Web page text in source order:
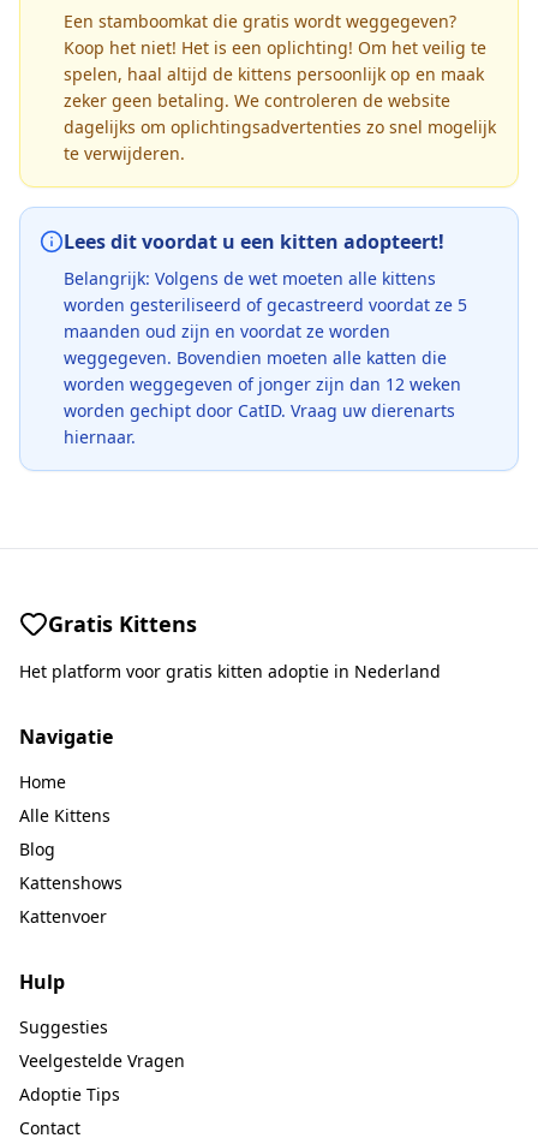
Een stamboomkat die gratis wordt weggegeven?
Koop het niet! Het is een oplichting! Om het veilig te
spelen, haal altijd de kittens persoonlijk op en maak
zeker geen betaling. We controleren de website
dagelijks om oplichtingsadvertenties zo snel mogelijk
te verwijderen.
Lees dit voordat u een kitten adopteert!
Belangrijk: Volgens de wet moeten alle kittens
worden gesteriliseerd of gecastreerd voordat ze 5
maanden oud zijn en voordat ze worden
weggegeven. Bovendien moeten alle katten die
worden weggegeven of jonger zijn dan 12 weken
worden gechipt door CatID. Vraag uw dierenarts
hiernaar.
Gratis Kittens
Het platform voor gratis kitten adoptie in Nederland
Navigatie
Home
Alle Kittens
Blog
Kattenshows
Kattenvoer
Hulp
Suggesties
Veelgestelde Vragen
Adoptie Tips
Contact